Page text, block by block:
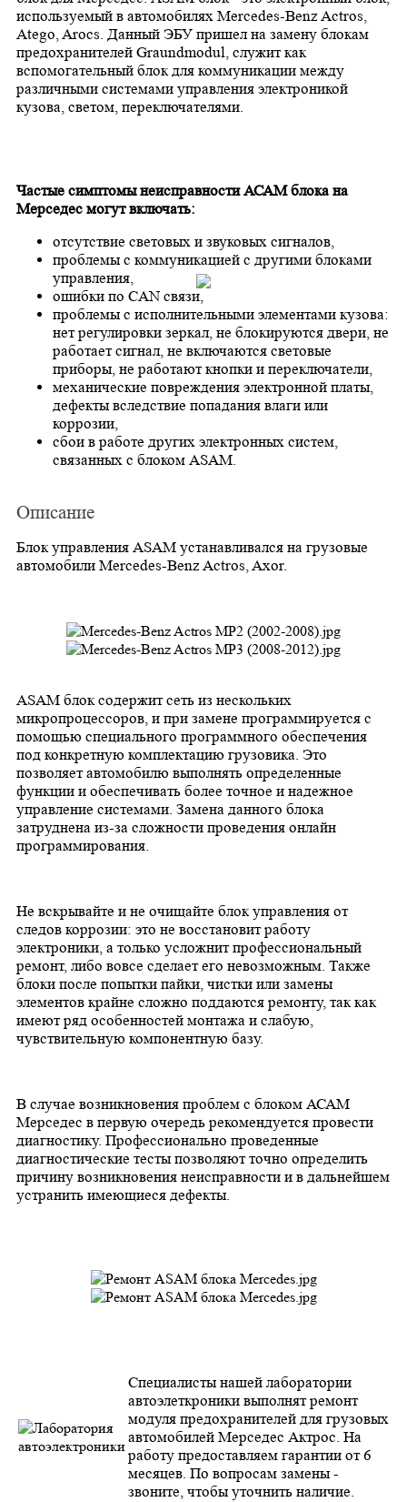
используемый в автомобилях Mercedes-Benz Actros,
Atego, Arocs. Данный ЭБУ пришел на замену блокам
предохранителей Graundmodul, служит как
вспомогательный блок для коммуникации между
различными системами управления электроникой
кузова, светом, переключателями.
Частые симптомы неисправности АСАМ блока на
Мерседес могут включать:
отсутствие световых и звуковых сигналов,
проблемы с коммуникацией с другими блоками
управления,
ошибки по CAN связи,
проблемы с исполнительными элементами кузова:
нет регулировки зеркал, не блокируются двери, не
работает сигнал, не включаются световые
приборы, не работают кнопки и переключатели,
механические повреждения электронной платы,
дефекты вследствие попадания влаги или
коррозии,
сбои в работе других электронных систем,
связанных с блоком ASAM.
Описание
Блок управления ASAM устанавливался на грузовые
автомобили Mercedes-Benz Actros, Axor.
ASAM блок содержит сеть из нескольких
микропроцессоров, и при замене программируется с
помощью специального программного обеспечения
под конкретную комплектацию грузовика. Это
позволяет автомобилю выполнять определенные
функции и обеспечивать более точное и надежное
управление системами. Замена данного блока
затруднена из-за сложности проведения онлайн
программирования.
Не вскрывайте и не очищайте блок управления от
следов коррозии: это не восстановит работу
электроники, а только усложнит профессиональный
ремонт, либо вовсе сделает его невозможным. Также
блоки после попытки пайки, чистки или замены
элементов крайне сложно поддаются ремонту, так как
имеют ряд особенностей монтажа и слабую,
чувствительную компонентную базу.
В случае возникновения проблем с блоком АСАМ
Мерседес в первую очередь рекомендуется провести
диагностику. Профессионально проведенные
диагностические тесты позволяют точно определить
причину возникновения неисправности и в дальнейшем
устранить имеющиеся дефекты.
Специалисты нашей лаборатории
автоэлеткроники выполнят ремонт
модуля предохранителей для грузовых
автомобилей Мерседес Актрос. На
работу предоставляем гарантии от 6
месяцев. По вопросам замены -
звоните, чтобы уточнить наличие.